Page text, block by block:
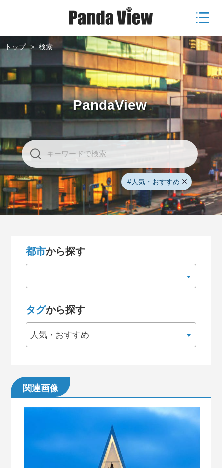
トップ > 検索
PandaView
#人気・おすすめ
都市から探す
タグから探す
人気・おすすめ
関連画像